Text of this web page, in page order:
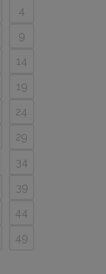
4
9
14
19
24
29
34
39
44
49